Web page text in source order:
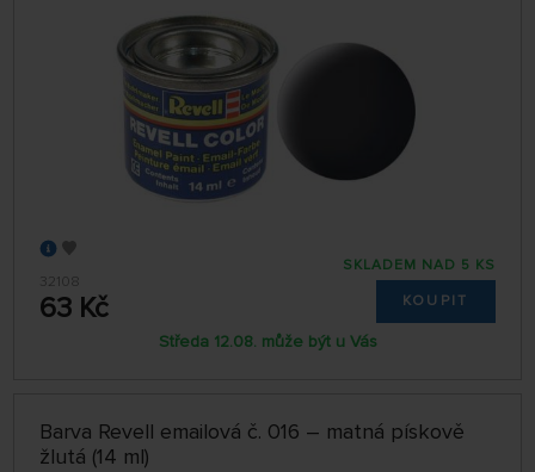
32108
63 Kč
SKLADEM NAD 5 KS
KOUPIT
Středa 12.08. může být u Vás
Barva Revell emailová č. 016 – matná pískově
žlutá (14 ml)